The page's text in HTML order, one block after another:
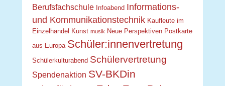
Berufsfachschule Infoabend Informations-
und Kommunikationstechnik Kaufleute im
Einzelhandel
Kunst musik Neue Perspektiven Postkarte
aus Europa Schüler:innenvertretung
Schülerkulturabend Schülervertretung
Spendenaktion SV-BKDin